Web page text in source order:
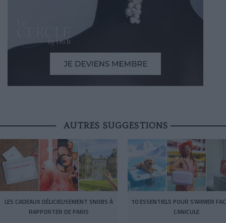
AUTRES SUGGESTIONS
LES CADEAUX DÉLICIEUSEMENT SNOBS À
RAPPORTER DE PARIS
10 ESSENTIELS POUR S’ARMER
CANICULE